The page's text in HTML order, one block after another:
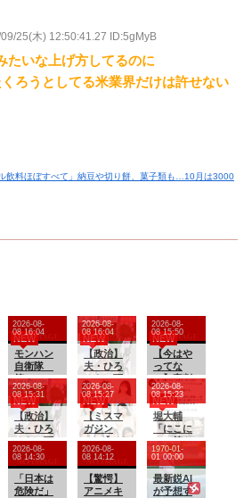
25(木) 12:50:41.27 ID:5gMyB
たいな上げ方してるのに
ろうとしてる米業界だけは許せない
飲料ほぼすべて」納豆や切り餅、菓子類も…10月は3000
モンハン
自衛隊
第１８６
話
NEW
2026-08-
08 16:04
【政治】
夫・ひろ
ゆきに西
村ゆか
が“離
婚”を提示
「ひろゆ
き＆いず
み新党
（仮）」
の届け出
を知らさ
NEW
2026-08-
08 16:04
【今はや
ってな
い】審判
への性接
待疑惑…
大韓サッ
カー協会
が声明
「現在は
一切発生
していな
い」
NEW
2026-08-
08 15:50
【政治】
夫・ひろ
ゆきに西
村ゆか
が“離
婚”を提示
「ひろゆ
NEW
2026-08-
08 15:31
【ミスマ
ガジン
2027】ベ
スト10が
「ヤンマ
ガ」表紙
に！ フ
NEW
2026-08-
08 15:27
堀大輔
「にこに
こ」筋ト
レ中 コ
メント
「寝たほ
うが良
NEW
2026-08-
08 15:23
「日本は
危険だ」
2026-08-
08 14:30
【驚愕】
アニメキ
2026-08-
08 14:12
最新鋭AI
が予想す
1970-01-
01 00:00